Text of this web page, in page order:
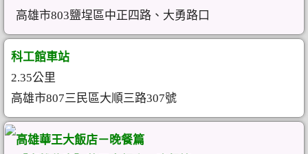
高雄市803鹽埕區中正四路、大勇路口
科工館車站
2.35公里
高雄市807三民區大順三路307號
高雄華王大飯店－晚餐篇